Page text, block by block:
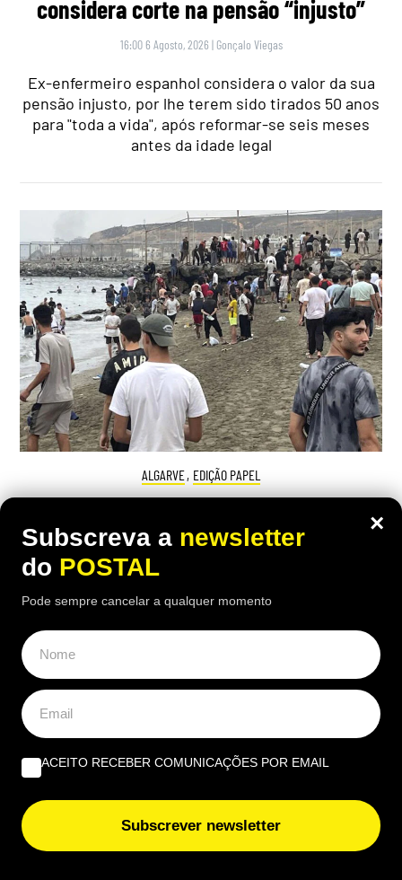
considera corte na pensão “injusto”
16:00 6 Agosto, 2026 | Gonçalo Viegas
Ex-enfermeiro espanhol considera o valor da sua
pensão injusto, por lhe terem sido tirados 50 anos
para "toda a vida", após reformar-se seis meses
antes da idade legal
ALGARVE, EDIÇÃO PAPEL
vigilância marítima no Algarve
08:05 8 Agosto, 2026
Patrulhas diárias por mar e terra reforçaram a
vigilância no litoral algarvio, após a entrada em
massa de migrantes vindos de Marrocos em Ceuta
×
Subscreva a newsletter
do POSTAL
Pode sempre cancelar a qualquer momento
ACEITO RECEBER COMUNICAÇÕES POR EMAIL
Subscrever newsletter